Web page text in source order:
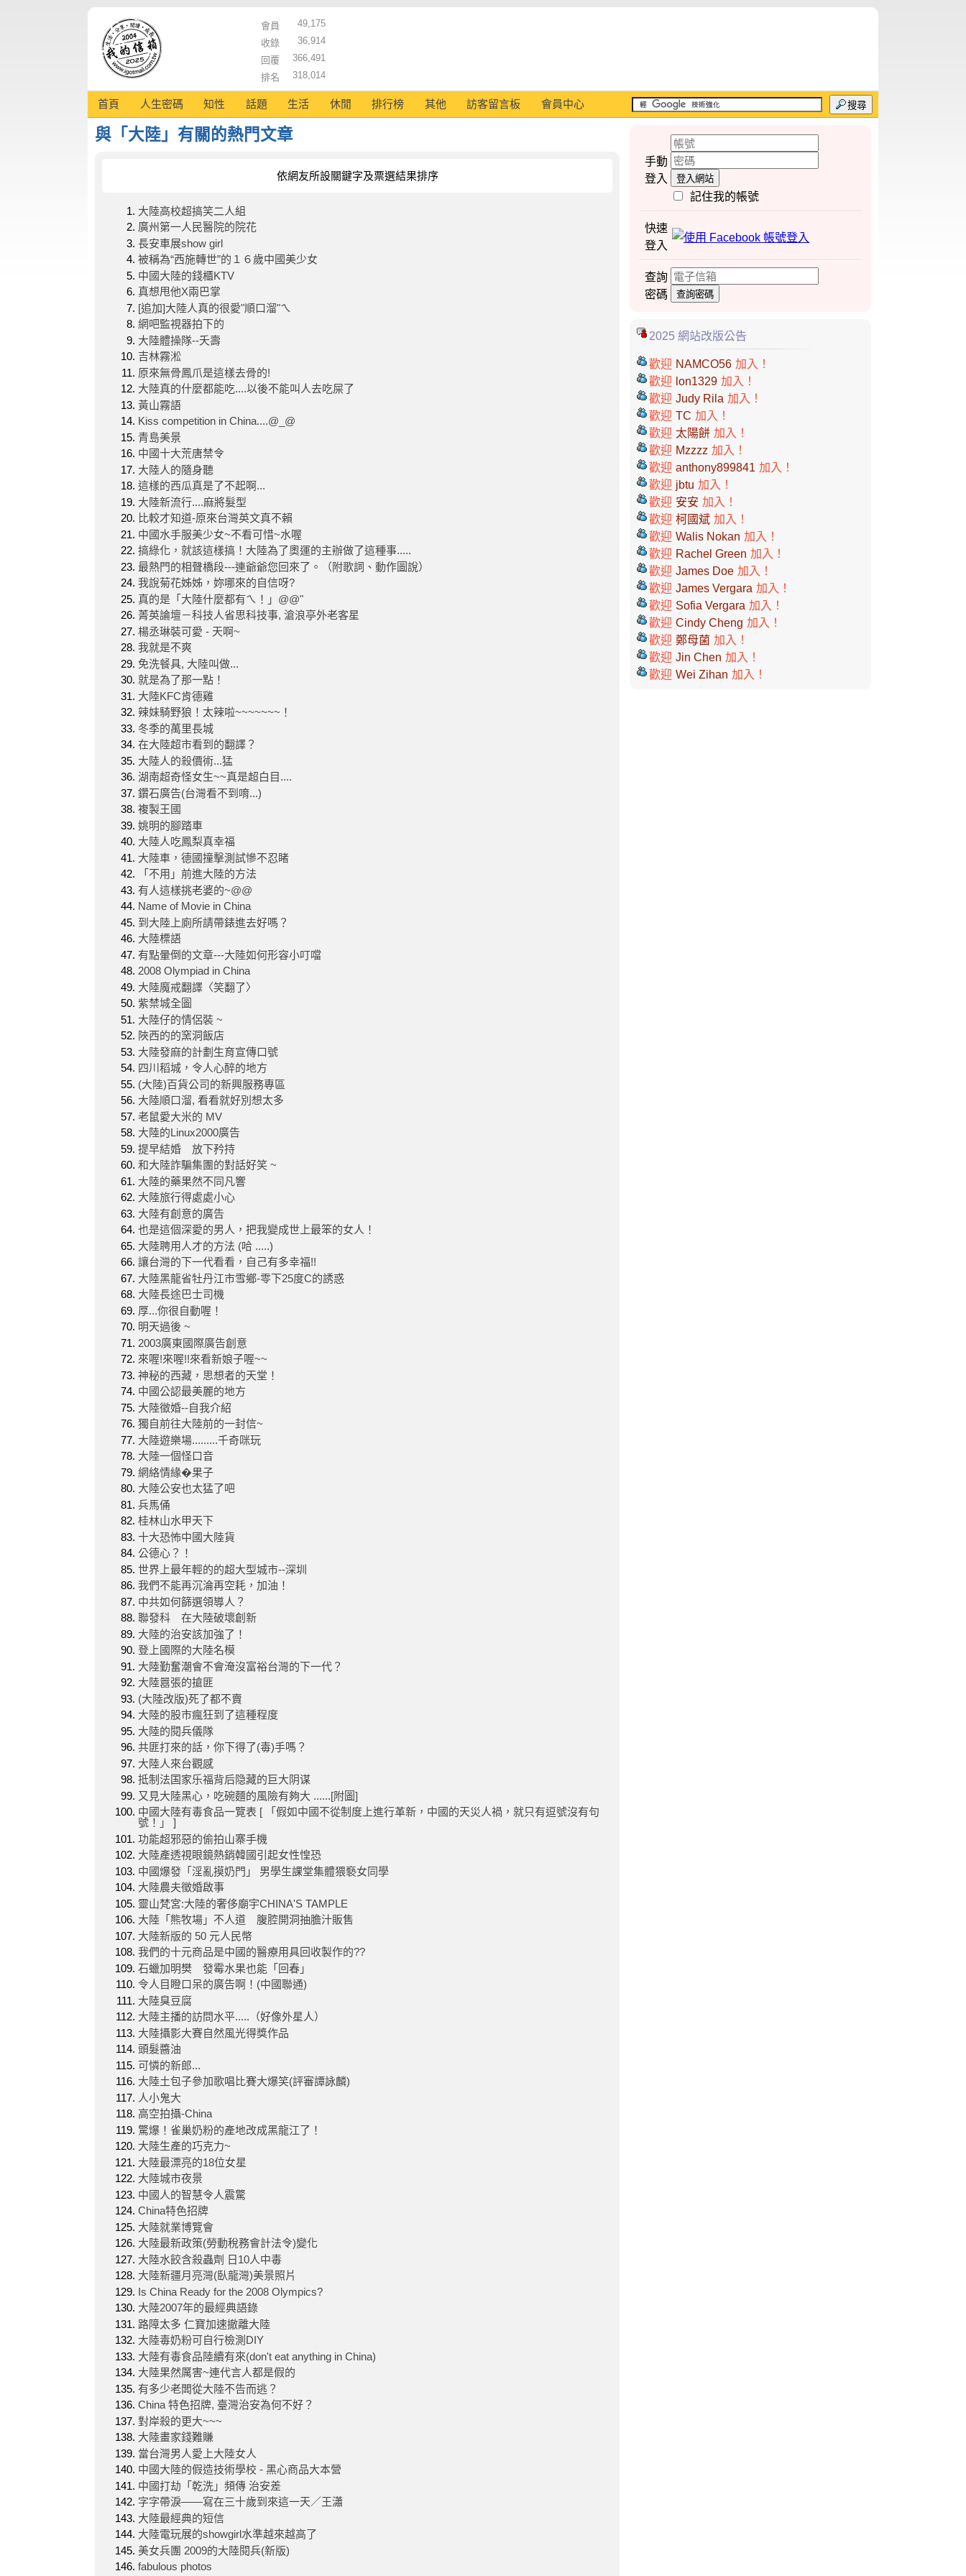
會員
49,175
收錄
36,914
回覆
366,491
排名
318,014
首頁 人生密碼 知性 話題 生活 休閒 排行榜 其他 訪客留言板 會員中心 搜尋
與「大陸」有關的熱門文章
依網友所設關鍵字及票選結果排序
大陸高校超搞笑二人組
廣州第一人民醫院的院花
長安車展show girl
被稱為“西施轉世”的１６歲中國美少女
中國大陸的錢櫃KTV
真想甩他X兩巴掌
[追加]大陸人真的很愛"順口溜"ㄟ
網吧監視器拍下的
大陸體操隊--夭壽
吉林霧淞
原來無骨鳳爪是這樣去骨的!
大陸真的什麼都能吃....以後不能叫人去吃屎了
黃山霧語
Kiss competition in China....@_@
青島美景
中國十大荒唐禁令
大陸人的隨身聽
這樣的西瓜真是了不起啊...
大陸新流行....麻將髮型
比較才知道-原來台灣英文真不賴
中國水手服美少女~不看可惜~水喔
搞綠化，就該這樣搞！大陸為了奧運的主辦做了這種事.....
最熱門的相聲橋段---連爺爺您回來了。（附歌詞、動作圖說）
我說菊花姊姊，妳哪來的自信呀?
真的是「大陸什麼都有ㄟ！」@@"
菁英論壇－科技人省思科技事, 滄浪亭外老客星
楊丞琳裝可愛 - 天啊~
我就是不爽
免洗餐具, 大陸叫做...
就是為了那一點！
大陸KFC肯德雞
辣妹騎野狼！太辣啦~~~~~~~！
冬季的萬里長城
在大陸超市看到的翻譯？
大陸人的殺價術...猛
湖南超奇怪女生~~真是超白目....
鑽石廣告(台灣看不到唷...)
複製王國
姚明的腳踏車
大陸人吃鳳梨真幸福
大陸車，德國撞擊測試慘不忍睹
「不用」前進大陸的方法
有人這樣挑老婆的~@@
Name of Movie in China
到大陸上廁所請帶錶進去好嗎？
大陸標語
有點暈倒的文章---大陸如何形容小叮噹
2008 Olympiad in China
大陸魔戒翻譯〈笑翻了〉
紫禁城全圖
大陸仔的情侶裝 ~
陜西的的窯洞飯店
大陸發麻的計劃生育宣傳口號
四川稻城，令人心醉的地方
(大陸)百貨公司的新興服務專區
大陸順口溜, 看看就好別想太多
老鼠愛大米的 MV
大陸的Linux2000廣告
提早結婚 放下矜持
和大陸詐騙集團的對話好笑 ~
大陸的藥果然不同凡響
大陸旅行得處處小心
大陸有創意的廣告
也是這個深愛的男人，把我變成世上最笨的女人！
大陸聘用人才的方法 (哈 .....)
讓台灣的下一代看看，自己有多幸福!!
大陸黑龍省牡丹江市雪鄉-零下25度C的誘惑
大陸長途巴士司機
厚...你很自動喔！
明天過後 ~
2003廣東國際廣告創意
來喔!來喔!!來看新娘子喔~~
神秘的西藏，思想者的天堂！
中國公認最美麗的地方
大陸徵婚--自我介紹
獨自前往大陸前的一封信~
大陸遊樂場.........千奇咪玩
大陸一個怪口音
網絡情緣�果子
大陸公安也太猛了吧
兵馬俑
桂林山水甲天下
十大恐怖中國大陸貨
公德心？！
世界上最年輕的的超大型城市--深圳
我們不能再沉淪再空耗，加油！
中共如何篩選領導人？
聯發科 在大陸破壞創新
大陸的治安該加強了！
登上國際的大陸名模
大陸勤奮潮會不會淹沒富裕台灣的下一代？
大陸囂張的搶匪
(大陸改版)死了都不賣
大陸的股市瘋狂到了這種程度
大陸的閱兵儀隊
共匪打來的話，你下得了(毒)手嗎？
大陸人來台觀感
抵制法国家乐福背后隐藏的巨大阴谋
又見大陸黑心，吃碗麵的風險有夠大 ......[附圖]
中國大陸有毒食品一覽表 [ 「假如中國不從制度上進行革新，中國的天災人禍，就只有逗號沒有句
號！」 ]
功能超邪惡的偷拍山寨手機
大陸產透視眼鏡熱銷韓國引起女性惶恐
中國爆發「淫亂摸奶門」 男學生課堂集體猥褻女同學
大陸農夫徵婚啟事
靈山梵宮:大陸的奢侈廟宇CHINA'S TAMPLE
大陸「熊牧場」不人道 腹腔開洞抽膽汁販售
大陸新版的 50 元人民幣
我們的十元商品是中國的醫療用具回收製作的??
石蠟加明樊 發霉水果也能「回春」
令人目瞪口呆的廣告啊！(中國聯通)
大陸臭豆腐
大陸主播的訪問水平.....（好像外星人）
大陸攝影大賽自然風光得獎作品
頭髮醬油
可憐的新郎...
大陸土包子參加歌唱比賽大爆笑(評審譚詠麟)
人小鬼大
高空拍攝-China
驚爆！雀巢奶粉的產地改成黑龍江了！
大陸生產的巧克力~
大陸最漂亮的18位女星
大陸城市夜景
中國人的智慧令人震驚
China特色招牌
大陸就業博覽會
大陸最新政策(勞動稅務會計法令)變化
大陸水餃含殺蟲劑 日10人中毒
大陸新疆月亮灣(臥龍灣)美景照片
Is China Ready for the 2008 Olympics?
大陸2007年的最經典語錄
路障太多 仁寶加速撤離大陸
大陸毒奶粉可自行檢測DIY
大陸有毒食品陸續有來(don't eat anything in China)
大陸果然厲害~連代言人都是假的
有多少老闆從大陸不告而逃？
China 特色招牌, 臺灣治安為何不好？
對岸殺的更大~~~
大陸畫家錢難賺
當台灣男人愛上大陸女人
中國大陸的假造技術學校 - 黑心商品大本營
中國打劫「乾洗」頻傳 治安差
字字帶淚——寫在三十歲到來這一天／王瀟
大陸最經典的短信
大陸電玩展的showgirl水準越來越高了
美女兵團 2009的大陸閱兵(新版)
fabulous photos
手動
登入
登入網站
記住我的帳號
快速
登入
查詢
密碼
查詢密碼
2025 網站改版公告
歡迎 NAMCO56 加入！
歡迎 lon1329 加入！
歡迎 Judy Rila 加入！
歡迎 TC 加入！
歡迎 太陽餅 加入！
歡迎 Mzzzz 加入！
歡迎 anthony899841 加入！
歡迎 jbtu 加入！
歡迎 安安 加入！
歡迎 柯國斌 加入！
歡迎 Walis Nokan 加入！
歡迎 Rachel Green 加入！
歡迎 James Doe 加入！
歡迎 James Vergara 加入！
歡迎 Sofia Vergara 加入！
歡迎 Cindy Cheng 加入！
歡迎 鄭母菌 加入！
歡迎 Jin Chen 加入！
歡迎 Wei Zihan 加入！